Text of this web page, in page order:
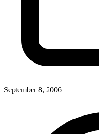
September 8, 2006